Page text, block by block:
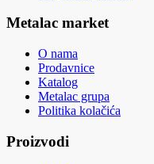
Metalac market
O nama
Prodavnice
Katalog
Metalac grupa
Politika kolačića
Proizvodi